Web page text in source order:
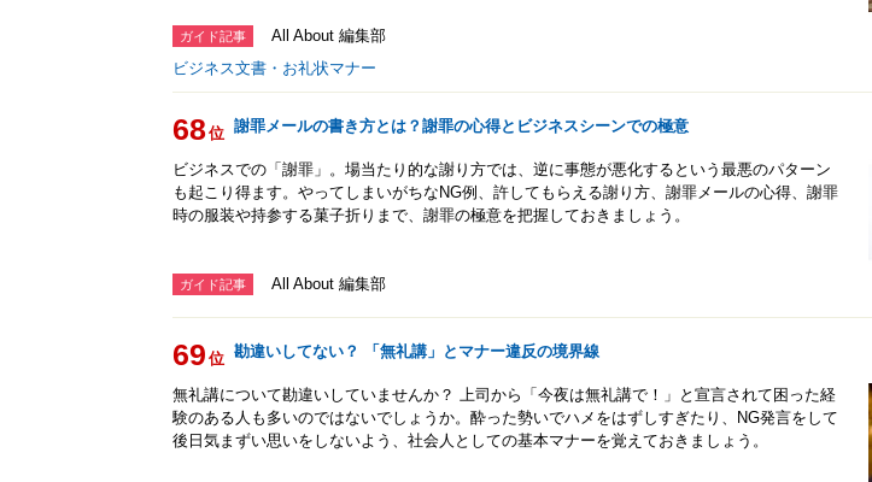
ガイド記事
All About 編集部
ビジネス文書・お礼状マナー
68位 謝罪メールの書き方とは？謝罪の心得とビジネスシーンでの極意
ビジネスでの「謝罪」。場当たり的な謝り方では、逆に事態が悪化するという最悪のパターン
も起こり得ます。やってしまいがちなNG例、許してもらえる謝り方、謝罪メールの心得、謝罪
時の服装や持参する菓子折りまで、謝罪の極意を把握しておきましょう。
ガイド記事 All About 編集部
69 位 勘違いしてない？ 「無礼講」とマナー違反の境界線
無礼講について勘違いしていませんか？ 上司から「今夜は無礼講で！」と宣言されて困った経
験のある人も多いのではないでしょうか。酔った勢いでハメをはずしすぎたり、NG発言をして
後日気まずい思いをしないよう、社会人としての基本マナーを覚えておきましょう。